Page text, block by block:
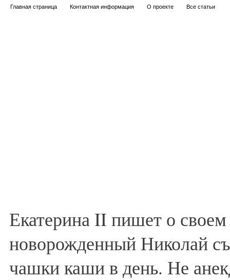
Главная страница Контактная информация О проекте Все статьи
Екатерина II пишет о
новорожденный Николай
чашки каши в день. Не